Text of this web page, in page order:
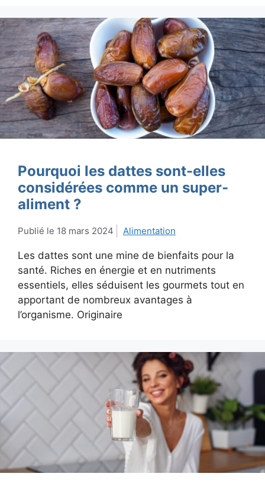
Pourquoi les dattes sont-elles
considérées comme un super-
aliment ?
18 mars 2024 Alimentation
Les dattes sont une mine de bienfaits pour la
santé. Riches en énergie et en nutriments
essentiels, elles séduisent les gourmets tout en
apportant de nombreux avantages à
l’organisme. Originaire